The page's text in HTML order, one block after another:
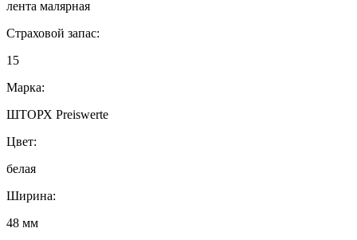
лента малярная
Страховой запас:
15
Марка:
ШТОРХ Preiswerte
Цвет:
белая
Ширина:
48 мм